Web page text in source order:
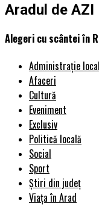
Aradul de AZI
Alegeri cu scântei în
Administrație
Afaceri
Cultură
Eveniment
Exclusiv
Politică locală
Social
Sport
Știri din județ
Viața în Arad